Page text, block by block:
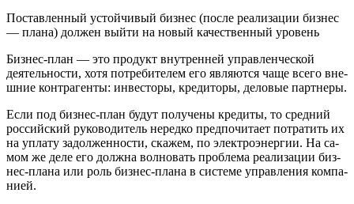
Поставленный устойчивый бизнес (после реализации бизнес
— плана) должен выйти на новый качественный уровень
Бизнес-план — это продукт внутренней управленческой
деятельности, хотя потребителем его являются чаще всего вне­
шние контрагенты: инвесторы, кредиторы, деловые партнеры.
Если под бизнес-план будут получены кредиты, то средний
российский руководитель нередко предпочитает потратить их
на уплату задолженности, скажем, по электроэнергии. На са­
мом же деле его должна волновать проблема реализации биз­
нес-плана или роль бизнес-плана в системе управления компа­
нией.